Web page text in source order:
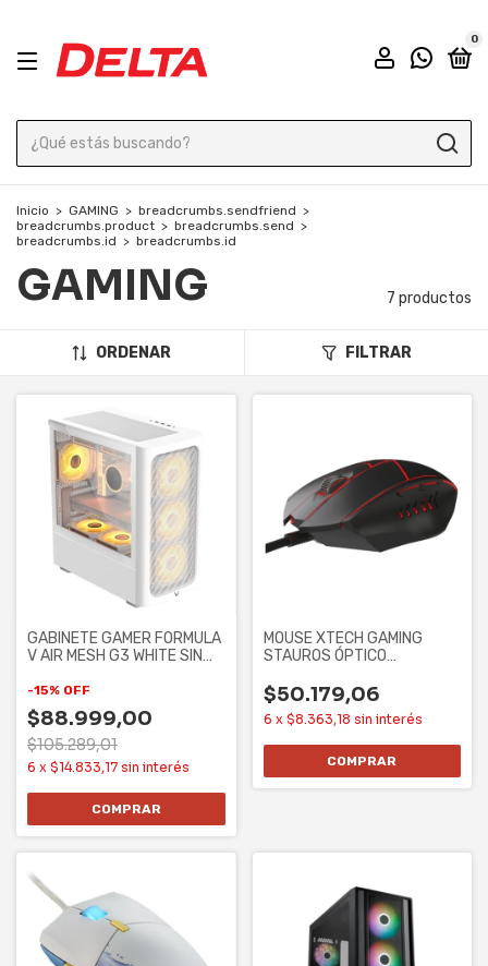
0
Inicio > GAMING > breadcrumbs.sendfriend >
breadcrumbs.product > breadcrumbs.send >
breadcrumbs.id > breadcrumbs.id
GAMING 7 productos
ORDENAR FILTRAR
GABINETE GAMER FORMULA
V AIR MESH G3 WHITE SIN
-15% OFF
$88.999,00
$105.289,01
6 x $14.833,17 sin interés
MOUSE XTECH GAMING
STAUROS ÓPTICO
7200
$50.179,06
6 x $8.363,18 sin interés